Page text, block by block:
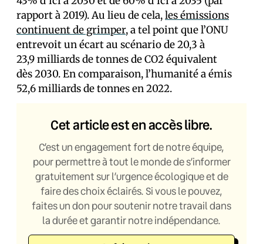
rapport à 2019). Au lieu de cela,les émissions
continuent de grimper,a tel point que l’ONU
entrevoit un écart au scénario de 20,3 à
23,9 milliards de tonnes de CO2 équivalent
dès 2030. En comparaison, l’humanité a émis
52,6 milliards de tonnes en 2022.
Cet article est en accès libre.
C’est un engagement fort de notre équipe,
pour permettre à tout le monde de s’informer
gratuitement sur l’urgence écologique et de
faire des choix éclairés. Si vous le pouvez,
faites un don pour soutenir notre travail dans
la durée et garantir notre indépendance.